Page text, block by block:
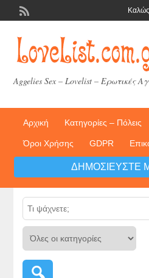
Aggelies Sex – Lovelist – Ερωτικές
Αρχική Κατηγορίες – Πόλεις
Όροι Χρήσης GDPR
ΔΗΜΟΣΙΕΎΣΤΕ